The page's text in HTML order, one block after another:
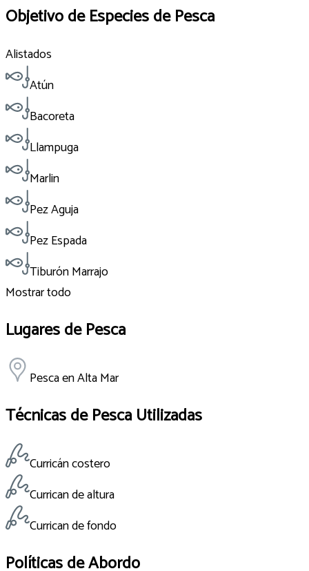
Objetivo de Especies de Pesca
Alistados
Atún
Bacoreta
Llampuga
Marlin
Pez Aguja
Pez Espada
Tiburón Marrajo
Mostrar todo
Lugares de Pesca
Pesca en Alta Mar
Técnicas de Pesca Utilizadas
Curricán costero
Currican de altura
Currican de fondo
Políticas de Abordo